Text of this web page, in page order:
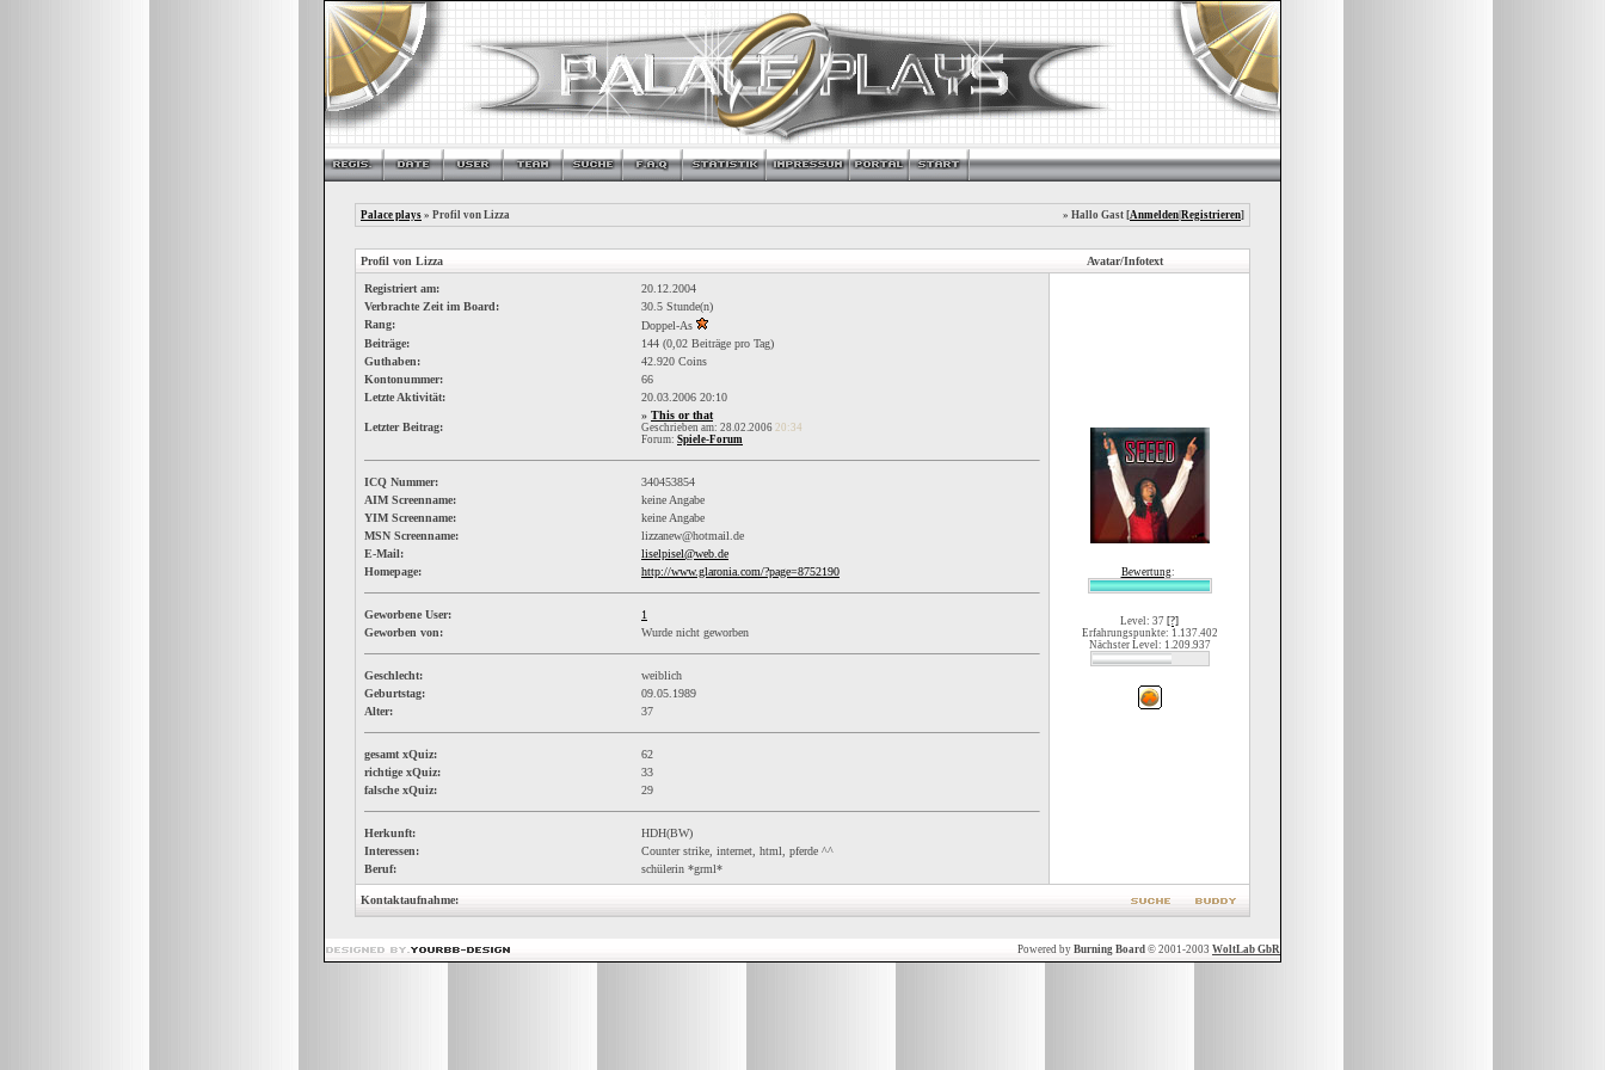
Palace plays » Profil von Lizza » Hallo Gast [Anmelden Registrieren]
Profil von Lizza Avatar/Infotext
Registriert am:
20.12.2004
Verbrachte Zeit im Board:
30.5 Stunde(n)
Rang:
Doppel-As
Beiträge:
144 (0,02 Beiträge pro Tag)
Guthaben:
42.920 Coins
Kontonummer:
66
Letzte Aktivität:
20.03.2006 20:10
Letzter Beitrag:
» This or that
Geschrieben am: 28.02.2006 20:34
Forum: Spiele-Forum
ICQ Nummer:
340453854
AIM Screenname:
keine Angabe
YIM Screenname:
keine Angabe
MSN Screenname:
lizzanew@hotmail.de
E-Mail:
liselpisel@web.de
Homepage:
http://www.glaronia.com/?page=8752190
Geworbene User:
1
Geworben von:
Wurde nicht geworben
Geschlecht:
weiblich
Geburtstag:
09.05.1989
Alter:
37
gesamt xQuiz:
62
richtige xQuiz:
33
falsche xQuiz:
29
Herkunft:
HDH(BW)
Interessen:
Counter strike, internet, html, pferde ^^
Beruf:
schülerin *grml*
Bewertung:
Level: 37 [?]
Erfahrungspunkte: 1.137.402
Nächster Level: 1.209.937
Kontaktaufnahme:
Powered by Burning Board © 2001-2003 WoltLab GbR